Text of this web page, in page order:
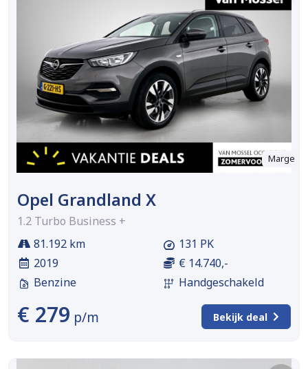
Marge
Opel Grandland X
1.2 Turbo Business +
81.192 km
2019
Benzine
131 PK
€ 14.740,-
Handgeschakeld
€ 279 p/m Bekijk deal